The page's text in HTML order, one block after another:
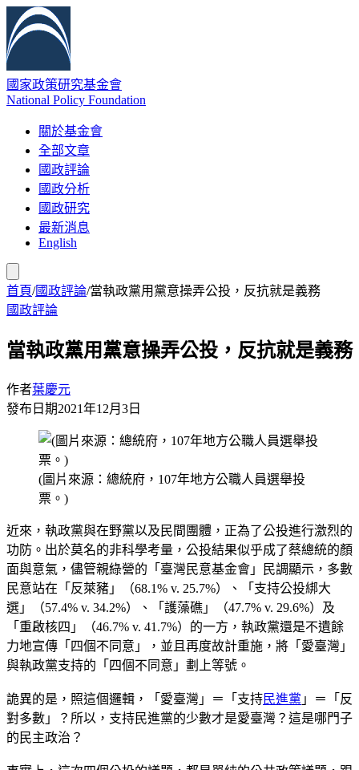
國家政策研究基金會
National Policy Foundation
關於基金會
全部文章
國政評論
國政分析
國政研究
最新消息
English
首頁/國政評論/當執政黨用黨意操弄公投，反抗就是義務
國政評論
當執政黨用黨意操弄公投，反抗就是義務
作者葉慶元
發布日期2021年12月3日
(圖片來源：總統府，107年地方公職人員選舉投
票。)
近來，執政黨與在野黨以及民間團體，正為了公投進行激烈的
功防。出於莫名的非科學考量，公投結果似乎成了蔡總統的顏
面與意氣，儘管親綠營的「臺灣民意基金會」民調顯示，多數
民意站在「反萊豬」（68.1% v. 25.7%）、「支持公投綁大
選」（57.4% v. 34.2%）、「護藻礁」（47.7% v. 29.6%）及
「重啟核四」（46.7% v. 41.7%）的一方，執政黨還是不遺餘
力地宣傳「四個不同意」，並且再度故計重施，將「愛臺灣」
與執政黨支持的「四個不同意」劃上等號。
詭異的是，照這個邏輯，「愛臺灣」＝「支持民進黨 」＝「反
對多數」？所以，支持民進黨的少數才是愛臺灣？這是哪門子
的民主政治？